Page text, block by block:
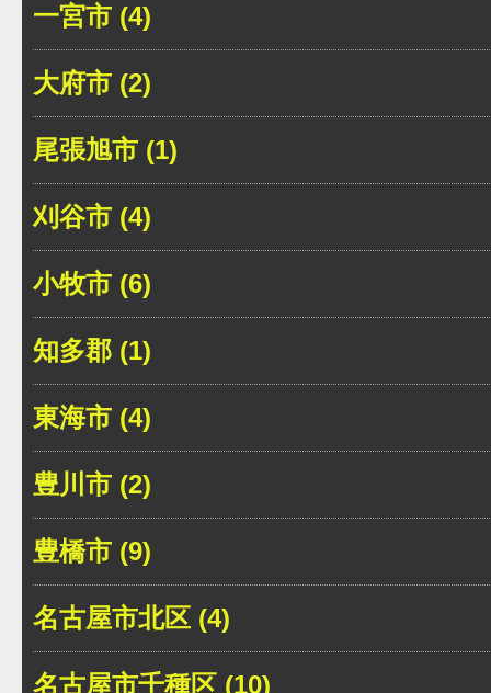
一宮市 (4)
大府市 (2)
尾張旭市 (1)
刈谷市 (4)
小牧市 (6)
知多郡 (1)
東海市 (4)
豊川市 (2)
豊橋市 (9)
名古屋市北区 (4)
名古屋市千種区 (10)